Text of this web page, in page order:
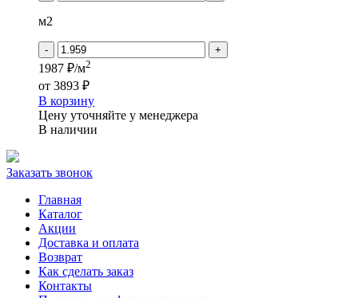
-м2
- +
1987 ₽/м2
от 3893 ₽
В корзину
Цену уточняйте у менеджера
В наличии
Заказать звонок
Главная
Каталог
Акции
Доставка и оплата
Возврат
Как сделать заказ
Контакты